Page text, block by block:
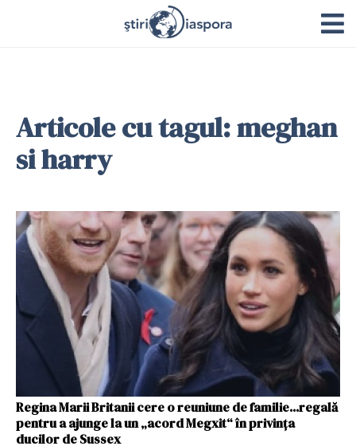
Articole cu tagul: meghan
si harry
Regina Marii Britanii cere o reuniune de familie...regală
pentru a ajunge la un „acord Megxit“ în privința
ducilor de Sussex